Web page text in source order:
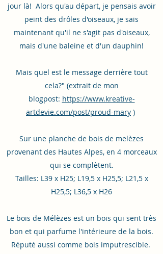
jour là! Alors qu'au départ, je pensais avoir
peint des drôles d'oiseaux, je sais
maintenant qu'il ne s'agit pas d'oiseaux,
mais d'une baleine et d'un dauphin!
Mais quel est le message derrière tout
cela?" (extrait de mon
blogpost: https://www.kreative-
artdevie.com/post/proud-mary )
Sur une planche de bois de melèzes
provenant des Hautes Alpes, en 4 morceaux
qui se complètent.
Tailles: L39 x H25; L19,5 x H25,5; L21,5 x
H25,5; L36,5 x H26
Le bois de Mélèzes est un bois qui sent très
bon et qui parfume l'intérieure de la bois.
Réputé aussi comme bois imputrescible.